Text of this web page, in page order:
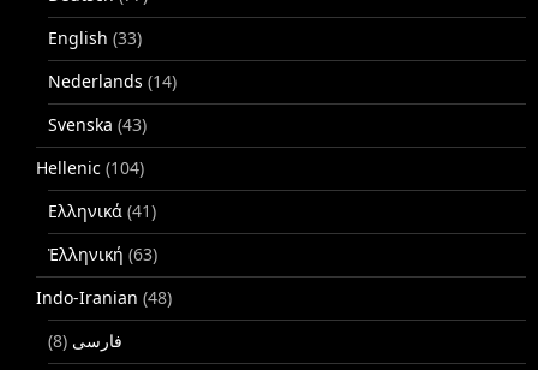
English (33)
Nederlands (14)
Svenska (43)
Hellenic (104)
Ελληνικά (41)
Ἑλληνική (63)
Indo-Iranian (48)
فارسی (8)